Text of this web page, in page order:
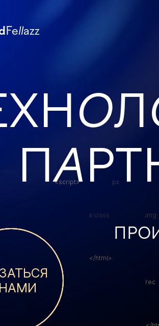
Fellazz
ОЛ
ПA
<script>
px
a class
img
</html>
rec